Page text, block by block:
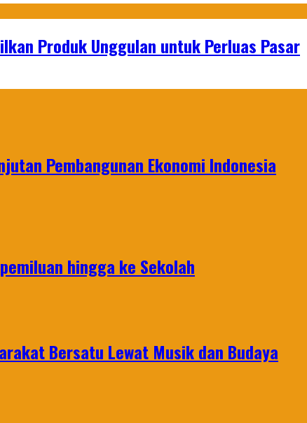
Produk Unggulan untuk Perluas Pasar
Pembangunan Ekonomi Indonesia
hingga ke Sekolah
Bersatu Lewat Musik dan Budaya